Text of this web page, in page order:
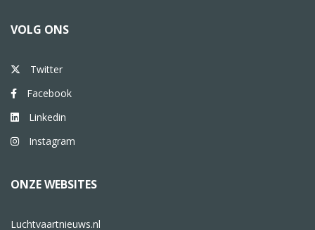
VOLG ONS
Twitter
Facebook
Linkedin
Instagram
ONZE WEBSITES
Luchtvaartnieuws.nl